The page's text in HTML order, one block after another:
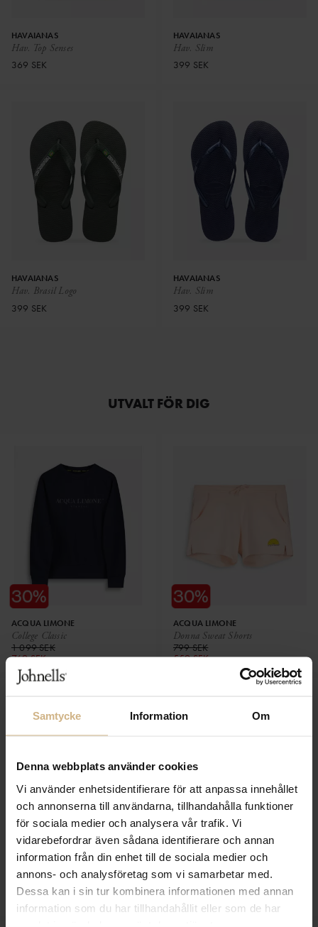
Samtycke Information Om
Denna webbplats använder cookies
Vi använder enhetsidentifierare för att anpassa innehållet
och annonserna till användarna, tillhandahålla funktioner
för sociala medier och analysera vår trafik. Vi
vidarebefordrar även sådana identifierare och annan
information från din enhet till de sociala medier och
annons- och analysföretag som vi samarbetar med.
Dessa kan i sin tur kombinera informationen med annan
information som du har tillhandahållit eller som de har
Hav. Top Senses
HAVAIANAS
369 SEK
Hav. Slim
HAVAIANAS
399 SEK
Hav. Brasil Logo
HAVAIANAS
399 SEK
Hav. Slim
HAVAIANAS
399 SEK
UTVALT FÖR DIG
College Classic
ACQUA LIMONE
1 099 SEK
769 SEK
Donna Sweat Shorts
ACQUA LIMONE
799 SEK
559 SEK
Bernard zip cardigan
1 999 SEK
1 000 SEK
Paddy
1 199 SEK
600 SEK